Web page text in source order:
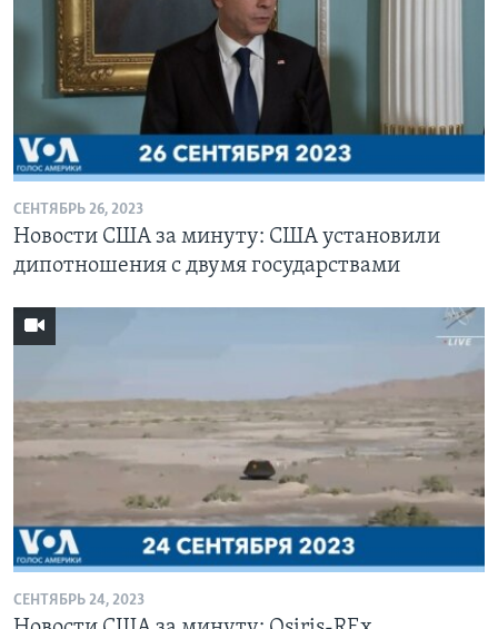
СЕНТЯБРЬ 26, 2023
Новости США за минуту: США установили
дипотношения с двумя государствами
СЕНТЯБРЬ 24, 2023